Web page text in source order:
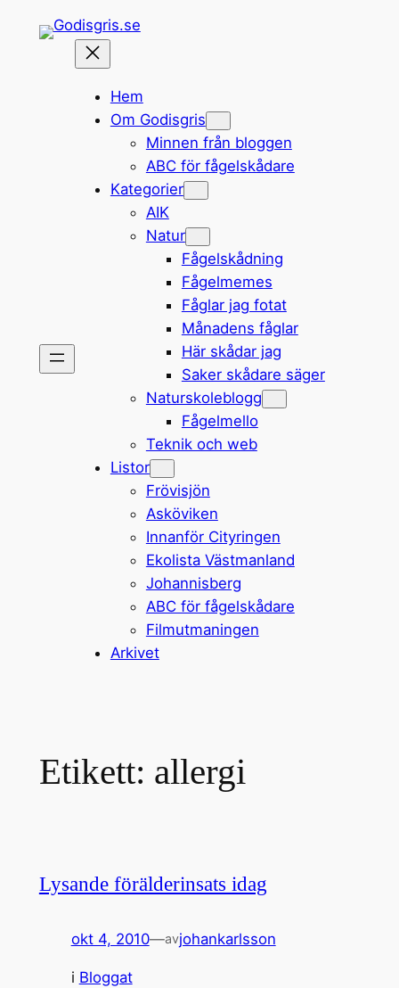
Hem
Om Godisgris
Minnen från bloggen
ABC för fågelskådare
Kategorier
AIK
Natur
Fågelskådning
Fågelmemes
Fåglar jag fotat
Månadens fåglar
Här skådar jag
Saker skådare säger
Naturskoleblogg
Fågelmello
Teknik och web
Listor
Frövisjön
Asköviken
Innanför Cityringen
Ekolista Västmanland
Johannisberg
ABC för fågelskådare
Filmutmaningen
Arkivet
Etikett: allergi
Lysande förälderinsats idag
okt 4, 2010—avjohankarlsson
i Bloggat